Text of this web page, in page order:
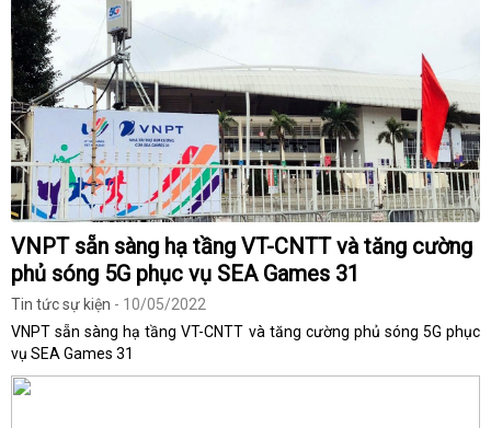
VNPT sẵn sàng hạ tầng VT-CNTT và tăng cường
phủ sóng 5G phục vụ SEA Games 31
Tin tức sự kiện - 10/05/2022
VNPT sẵn sàng hạ tầng VT-CNTT và tăng cường phủ sóng 5G phục
vụ SEA Games 31